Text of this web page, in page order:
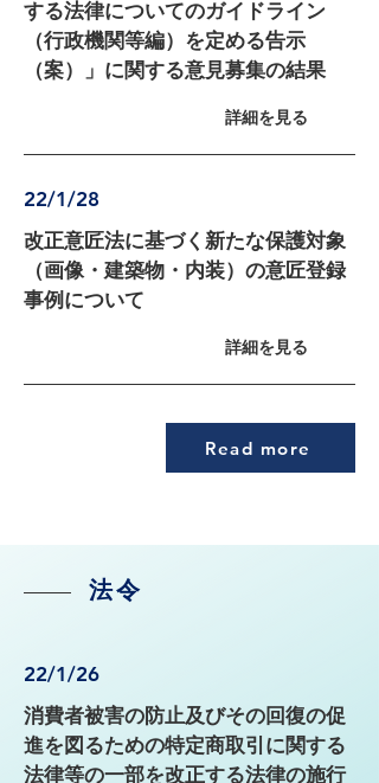
する法律についてのガイドライン
（行政機関等編）を定める告示
（案）」に関する意見募集の結果
詳細を見る
22/1/28
改正意匠法に基づく新たな保護対象
（画像・建築物・内装）の意匠登録
事例について
詳細を見る
Read more
法令
22/1/26
消費者被害の防止及びその回復の促
進を図るための特定商取引に関する
法律等の一部を改正する法律の施行